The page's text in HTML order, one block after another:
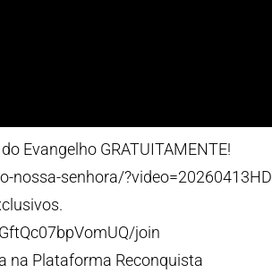
Evangelho GRATUITAMENTE!
nossa-senhora/?video=20260413HD
join
na Plataforma Reconquista